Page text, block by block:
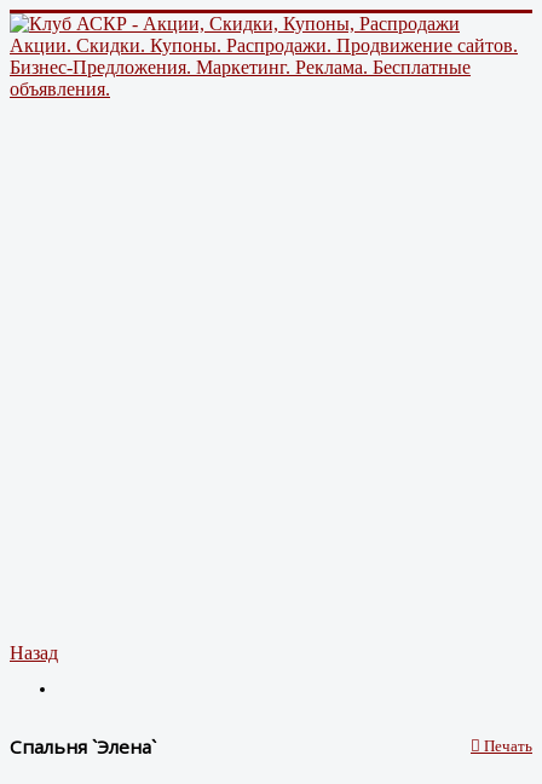
Акции. Скидки. Купоны. Распродажи. Продвижение сайтов.
Бизнес-Предложения. Маркетинг. Реклама. Бесплатные
объявления.
Назад
Печать
Спальня `Элена`